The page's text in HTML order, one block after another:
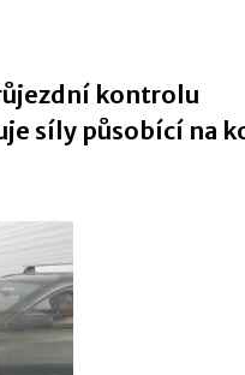
kontrolu
síly působící na